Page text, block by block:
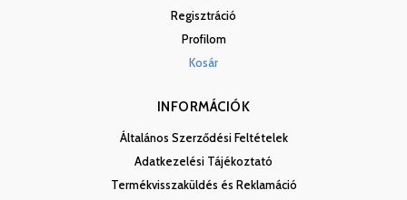
Regisztráció
Profilom
Kosár
INFORMÁCIÓK
Általános Szerződési Feltételek
Adatkezelési Tájékoztató
Termékvisszaküldés és Reklamáció